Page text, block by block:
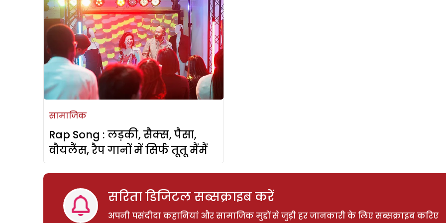
सामाजिक
Rap Song : लड़की, सैक्स, पैसा,
वौयलैंस, रैप गानों में सिर्फ तूतू मैंमैं
सरिता डिजिटल सब्सक्राइब करें
अपनी पसंदीदा कहानियां और सामाजिक मुद्दों से जुड़ी हर जानकारी के लिए सब्सक्राइब करिए